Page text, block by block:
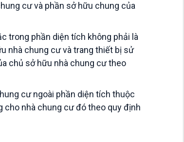
cư và phần sở hữu chung của
trong phần diện tích không phải là
nhà chung cư và trang thiết bị sử
chủ sở hữu nhà chung cư theo
cư ngoài phần diện tích thuộc
cho nhà chung cư đó theo quy định